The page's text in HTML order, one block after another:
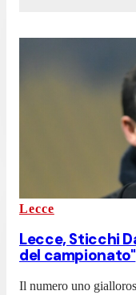
Lecce
Lecce, Sticchi
del campionato"
Il numero uno